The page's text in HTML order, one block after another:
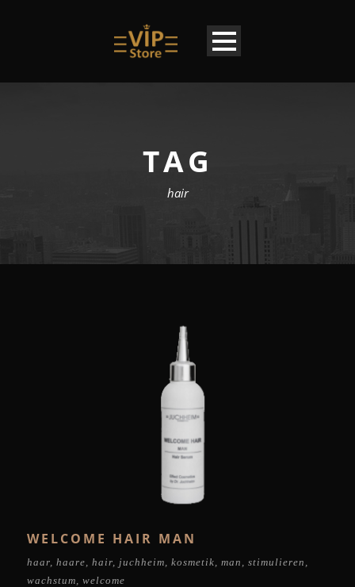
TAG
hair
WELCOME HAIR MAN
haar haare hair juchheim kosmetik man stimulieren
wachstum welcome